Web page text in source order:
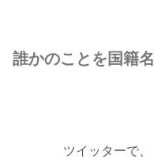
誰かのことを国籍
ツイッターで、